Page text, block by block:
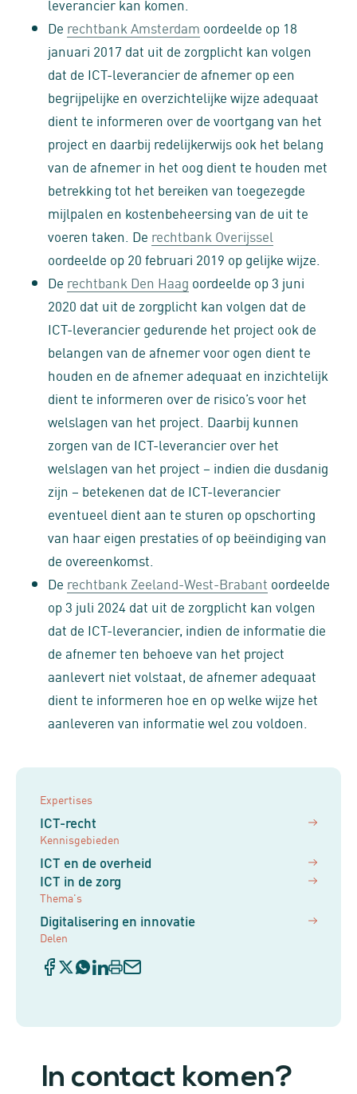
leverancier kan komen.
De rechtbank Amsterdam oordeelde op 18
januari 2017 dat uit de zorgplicht kan volgen
dat de ICT-leverancier de afnemer op een
begrijpelijke en overzichtelijke wijze adequaat
dient te informeren over de voortgang van het
project en daarbij redelijkerwijs ook het belang
van de afnemer in het oog dient te houden met
betrekking tot het bereiken van toegezegde
mijlpalen en kostenbeheersing van de uit te
voeren taken. De rechtbank Overijssel
oordeelde op 20 februari 2019 op gelijke wijze.
De rechtbank Den Haag oordeelde op 3 juni
2020 dat uit de zorgplicht kan volgen dat de
ICT-leverancier gedurende het project ook de
belangen van de afnemer voor ogen dient te
houden en de afnemer adequaat en inzichtelijk
dient te informeren over de risico’s voor het
welslagen van het project. Daarbij kunnen
zorgen van de ICT-leverancier over het
welslagen van het project – indien die dusdanig
zijn – betekenen dat de ICT-leverancier
eventueel dient aan te sturen op opschorting
van haar eigen prestaties of op beëindiging van
de overeenkomst.
De rechtbank Zeeland-West-Brabant oordeelde
op 3 juli 2024 dat uit de zorgplicht kan volgen
dat de ICT-leverancier, indien de informatie die
de afnemer ten behoeve van het project
aanlevert niet volstaat, de afnemer adequaat
dient te informeren hoe en op welke wijze het
aanleveren van informatie wel zou voldoen.
Expertises
ICT-recht
Kennisgebieden
ICT en de overheid
ICT in de zorg
Thema's
Digitalisering en innovatie
Delen
In contact komen?